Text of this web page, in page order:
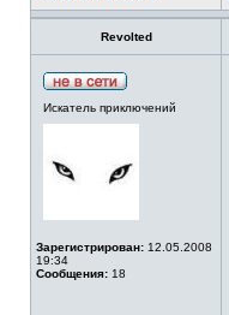
Revolted
Искатель приключений
Зарегистрирован: 12.05.2008
19:34
Сообщения: 18